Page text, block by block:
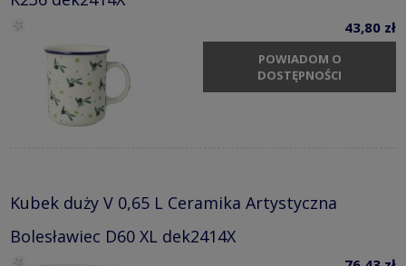
43,80 zł
POWIADOM O
DOSTĘPNOŚCI
Kubek duży V 0,65 L Ceramika Artystyczna
Bolesławiec D60 XL dek2414X